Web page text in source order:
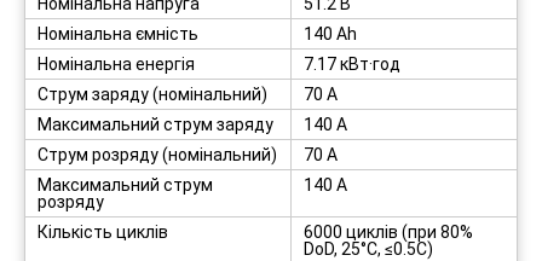
Номінальна ємність
140 Ah
Номінальна енергія
7.17 кВт·год
Струм заряду (номінальний)
70 А
Максимальний струм заряду
140 А
Струм розряду (номінальний)
70 А
Максимальний струм
розряду
140 А
Кількість циклів
6000 циклів (при 80%
DoD, 25°C, ≤0.5C)